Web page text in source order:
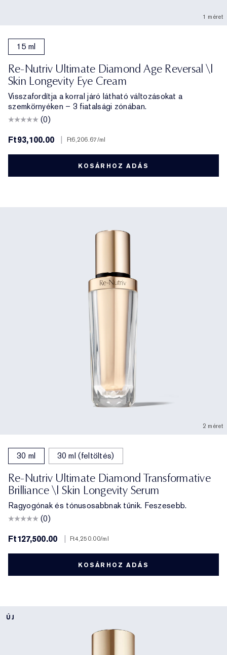
1 méret
15 ml
Re-Nutriv Ultimate Diamond Age Reversal \|
Skin Longevity Eye Cream
Visszafordítja a korral járó látható változásokat a
szemkörnyéken – 3 fiatalsági zónában.
(0)
Ft93,100.00
Ft6,206.67/ml
KOSÁRHOZ ADÁS
2 méret
30 ml 30 ml (feltöltés)
Re-Nutriv Ultimate Diamond Transformative
Brilliance \| Skin Longevity Serum
Ragyogónak és tónusosabbnak tűnik. Feszesebb.
(0)
Ft127,500.00
Ft4,250.00/ml
KOSÁRHOZ ADÁS
ÚJ